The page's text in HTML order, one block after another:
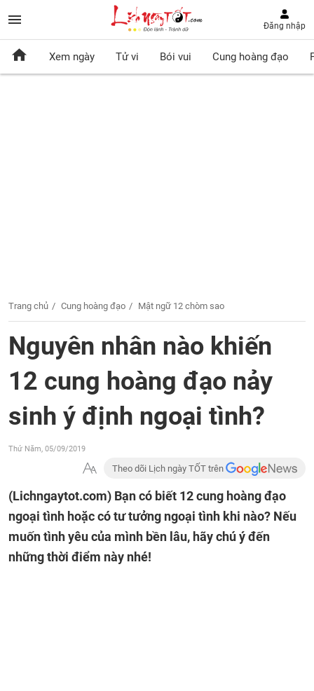
Đăng nhập
Xem ngày Tử vi Bói vui Cung hoàng đạo
Trang chủ Cung hoàng đạo Mật ngữ 12 chòm sao
Nguyên nhân nào khiến
12 cung hoàng đạo nảy
sinh ý định ngoại tình?
Thứ Năm, 05/09/2019
Theo dõi Lịch ngày TỐT trên
(Lichngaytot.com) Bạn có biết 12 cung hoàng đạo
ngoại tình hoặc có tư tưởng ngoại tình khi nào? Nếu
muốn tình yêu của mình bền lâu, hãy chú ý đến
những thời điểm này nhé!